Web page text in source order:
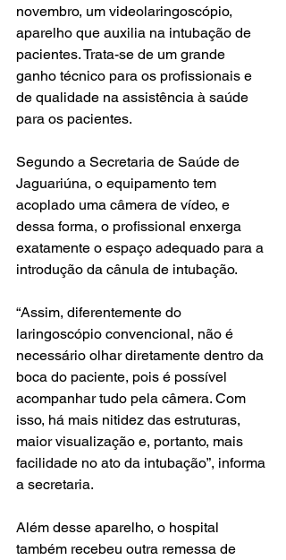
novembro, um videolaringoscópio,
aparelho que auxilia na intubação de
pacientes. Trata-se de um grande
ganho técnico para os profissionais e
de qualidade na assistência à saúde
para os pacientes.
Segundo a Secretaria de Saúde de
Jaguariúna, o equipamento tem
acoplado uma câmera de vídeo, e
dessa forma, o profissional enxerga
exatamente o espaço adequado para a
introdução da cânula de intubação.
“Assim, diferentemente do
laringoscópio convencional, não é
necessário olhar diretamente dentro da
boca do paciente, pois é possível
acompanhar tudo pela câmera. Com
isso, há mais nitidez das estruturas,
maior visualização e, portanto, mais
facilidade no ato da intubação”, informa
a secretaria.
Além desse aparelho, o hospital
também recebeu outra remessa de